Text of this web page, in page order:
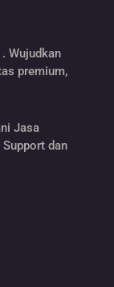
Wujudkan
premium,
Jasa
dan